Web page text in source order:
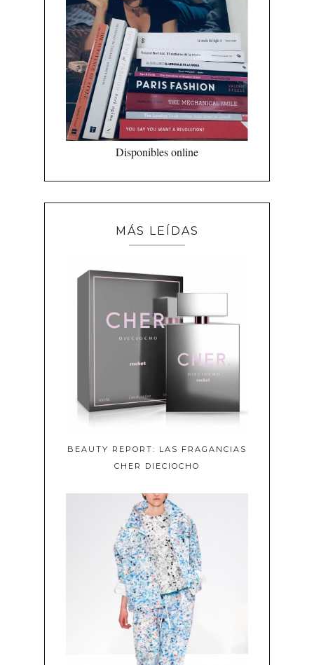
Disponibles online
MÁS LEÍDAS
BEAUTY REPORT: LAS FRAGANCIAS
CHER DIECIOCHO